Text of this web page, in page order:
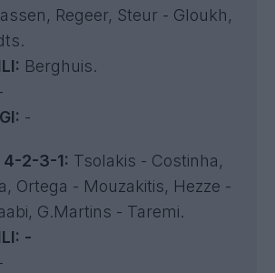
Regeer, Steur - Gloukh,
Berghuis.
-
2-3-1: Tsolakis - Costinha,
Ortega - Mouzakitis, Hezze -
G.Martins - Taremi.
-